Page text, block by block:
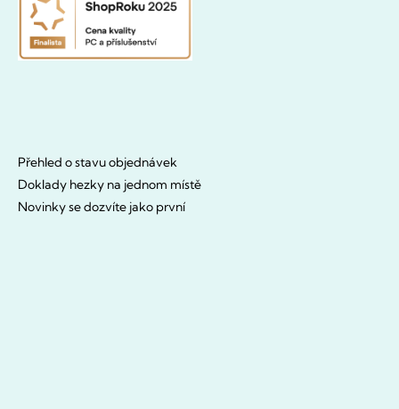
Přehled o stavu objednávek
Doklady hezky na jednom místě
Novinky se dozvíte jako první